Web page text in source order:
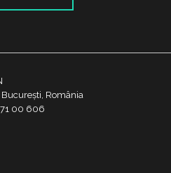
România
71 00 606